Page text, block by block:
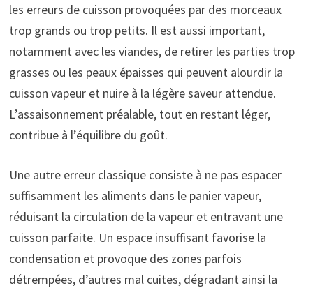
les erreurs de cuisson provoquées par des morceaux
trop grands ou trop petits. Il est aussi important,
notamment avec les viandes, de retirer les parties trop
grasses ou les peaux épaisses qui peuvent alourdir la
cuisson vapeur et nuire à la légère saveur attendue.
L’assaisonnement préalable, tout en restant léger,
contribue à l’équilibre du goût.
Une autre erreur classique consiste à ne pas espacer
suffisamment les aliments dans le panier vapeur,
réduisant la circulation de la vapeur et entravant une
cuisson parfaite. Un espace insuffisant favorise la
condensation et provoque des zones parfois
détrempées, d’autres mal cuites, dégradant ainsi la